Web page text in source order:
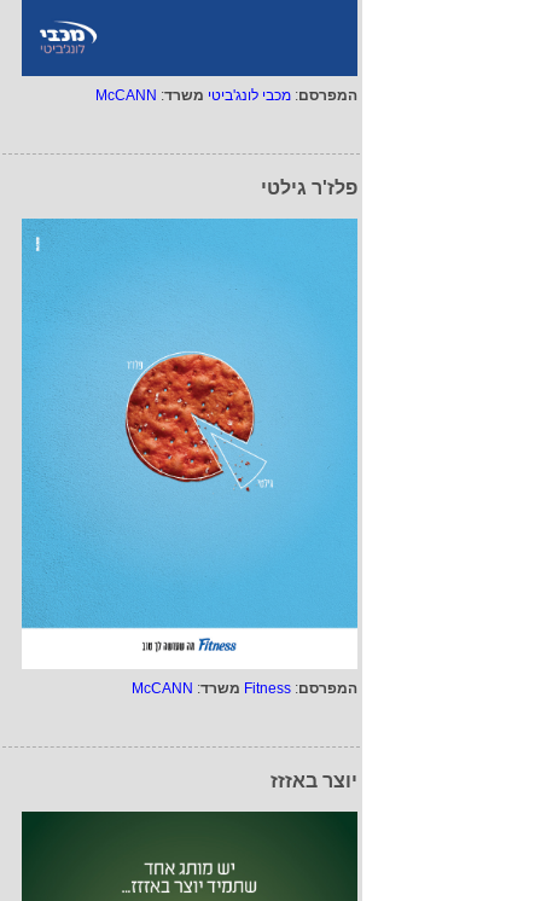
המפרסם: מכבי לונג'ביטי משרד:
McCANN
פלז'ר גילטי
המפרסם:
Fitness משרד:
McCANN
יוצר באזזז